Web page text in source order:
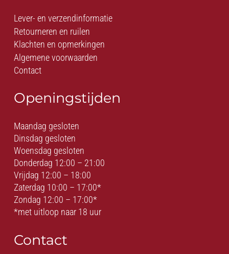
Lever- en verzendinformatie
Retourneren en ruilen
Klachten en opmerkingen
Algemene voorwaarden
Contact
Openingstijden
Maandag gesloten
Dinsdag gesloten
Woensdag gesloten
Donderdag 12:00 – 21:00
Vrijdag 12:00 – 18:00
Zaterdag 10:00 – 17:00*
Zondag 12:00 – 17:00*
*met uitloop naar 18 uur
Contact